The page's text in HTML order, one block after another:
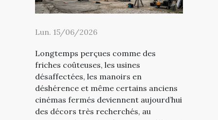
Lun. 15/06/2026
Longtemps perçues comme des
friches coûteuses, les usines
désaffectées, les manoirs en
déshérence et même certains anciens
cinémas fermés deviennent aujourd’hui
des décors très recherchés, au